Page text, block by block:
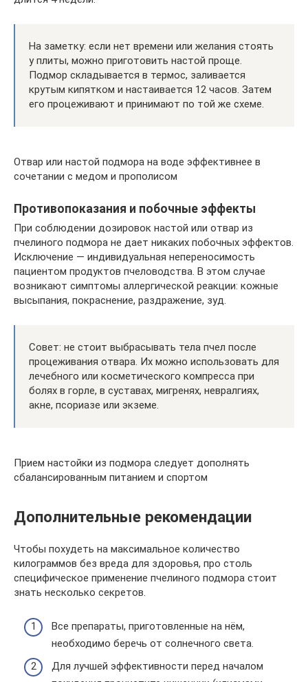
На заметку: если нет времени или желания стоять
у плиты, можно приготовить настой проще.
Подмор складывается в термос, заливается
крутым кипятком и настаивается 12 часов. Затем
его процеживают и принимают по той же схеме.
Отвар или настой подмора на воде эффективнее в
сочетании с медом и прополисом
Противопоказания и побочные эффекты
При соблюдении дозировок настой или отвар из
пчелиного подмора не дает никаких побочных эффектов.
Исключение — индивидуальная непереносимость
пациентом продуктов пчеловодства. В этом случае
возникают симптомы аллергической реакции: кожные
высыпания, покраснение, раздражение, зуд.
Совет: не стоит выбрасывать тела пчел после
процеживания отвара. Их можно использовать для
лечебного или косметического компресса при
болях в горле, в суставах, мигренях, невралгиях,
акне, псориазе или экземе.
Прием настойки из подмора следует дополнять
сбалансированным питанием и спортом
Дополнительные рекомендации
Чтобы похудеть на максимальное количество
килограммов без вреда для здоровья, про столь
специфическое применение пчелиного подмора стоит
знать несколько секретов.
Все препараты, приготовленные на нём,
необходимо беречь от солнечного света.
Для лучшей эффективности перед началом